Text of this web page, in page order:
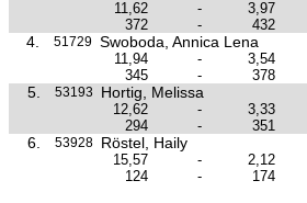
11,62 - 3,97
372
- 432
4. 51729 Swoboda, Annica Lena
11,94 - 3,54
345
- 378
5. 53193 Hortig, Melissa
12,62 - 3,33
294
- 351
6. 53928 Röstel, Haily
15,57 - 2,12
124
- 174